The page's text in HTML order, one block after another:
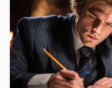
Реклама
сайте
Дзен
Машино-
места